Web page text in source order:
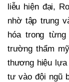
liễu hiện đại,
nhờ tập trung
hóa trong
trường thẩm
thương hiệu
tư vào đội ngũ